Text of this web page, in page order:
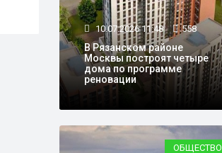
10.07.2026 11:48 558
В Рязанском районе
Москвы построят четыре
дома по программе
реновации
ОБЩЕСТВО